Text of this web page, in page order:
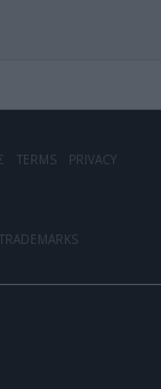
TERMS
PRIVACY